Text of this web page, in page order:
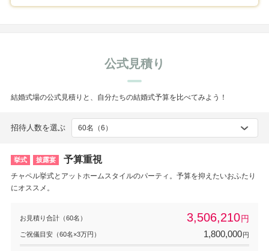
公式見積り
結婚式場の公式見積りと、自分たちの結婚式予算を比べてみよう！
招待人数を選ぶ
挙式 披露宴 予算重視
チャペル挙式とアットホームスタイルのパーティ。予算を抑えたいおふたり
にオススメ。
お見積り合計（60名） 3,506,210円
ご祝儀目安（60名×3万円） 1,800,000円